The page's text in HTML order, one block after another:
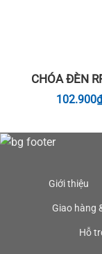
CHÓA ĐÈN
102.900₫
Giới thiệu
Giao hàng
Hỗ